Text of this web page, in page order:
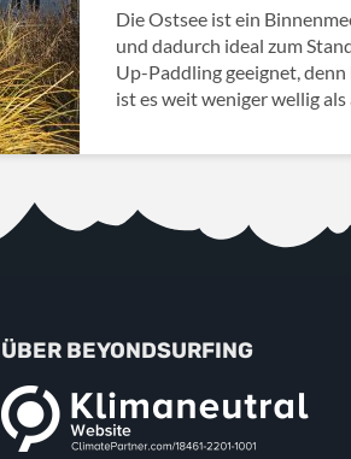
Die Ostsee ist ein
und dadurch ideal zum
Up-Paddling geeignet, denn
ist es weit weniger wellig als
ÜBER BEYONDSURFING